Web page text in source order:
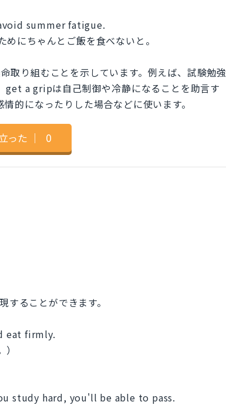
summer fatigue.
にちゃんとご飯を食べないと。
り組むことを示しています。例えば、試験勉強
get a gripは自己制御や冷静になることを助言す
的になったりした場合などに使います。
った ｜ 0
ることができます。
eat firmly.
study hard, you'll be able to pass.